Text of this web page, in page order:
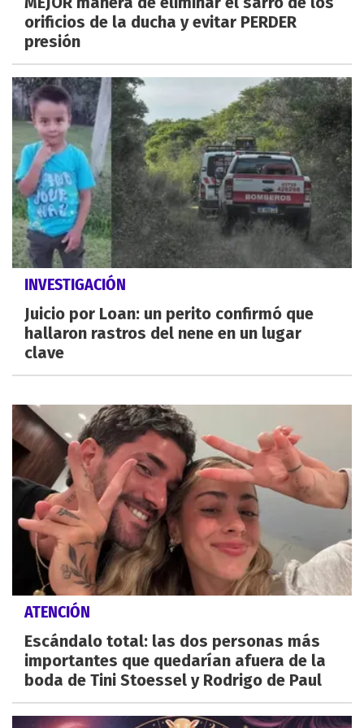
orificios de la ducha y evitar PERDER
presión
INVESTIGACIÓN
Juicio por Loan: un perito confirmó que
hallaron rastros del nene en un lugar
clave
ATENCIÓN
Escándalo total: las dos personas más
importantes que quedarían afuera de la
boda de Tini Stoessel y Rodrigo de Paul